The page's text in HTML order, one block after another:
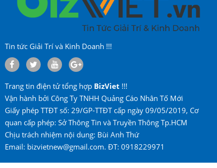
Tin tức Giải Trí và Kinh Doanh !!!
Trang tin điện tử tổng hợp BizViet !!!
Vận hành bởi Công Ty TNHH Quảng Cáo Nhân Tố Mới
Giấy phép TTĐT số: 29/GP-TTĐT cấp ngày 09/05/2019, Cơ
quan cấp phép: Sở Thông Tin và Truyền Thông Tp.HCM
Chịu trách nhiệm nội dung: Bùi Anh Thứ
Email: bizvietnew@gmail.com. ĐT: 0918229971